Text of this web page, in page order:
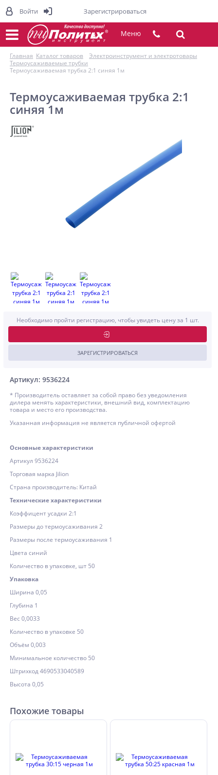
Меню
Главная Каталог товаров
Электроинструмент и электротовары
Термоусаживаемые трубки
Термоусаживаемая трубка 2:1 синяя 1м
Термоусаживаемая трубка 2:1
синяя 1м
Артикул: 9536224
Необходимо пройти регистрацию, чтобы увидеть цену за 1 шт.
ЗАРЕГИСТРИРОВАТЬСЯ
* Производитель оставляет за собой право без уведомления
дилера менять характеристики, внешний вид, комплектацию
товара и место его производства.
Указанная информация не является публичной офертой
Основные характеристики
Артикул 9536224
Торговая марка Jilion
Страна производитель: Китай
Технические характеристики
Коэффицент усадки 2:1
Размеры до термоусаживания 2
Размеры после термоусаживания 1
Цвета синий
Количество в упаковке, шт 50
Упаковка
Ширина 0,05
Глубина 1
Вес 0,0033
Количество в упаковке 50
Объём 0,003
Минимальное количество 50
Штрихкод 4690533040589
Высота 0,05
Похожие товары
Войти Зарегистрироваться